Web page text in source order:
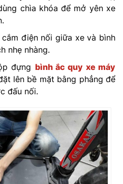
chìa khóa để mở yên xe
điện nối giữa xe và bình
nhẹ nhàng.
đựng bình ắc quy xe máy
lên bề mặt bằng phẳng để
đấu nối.